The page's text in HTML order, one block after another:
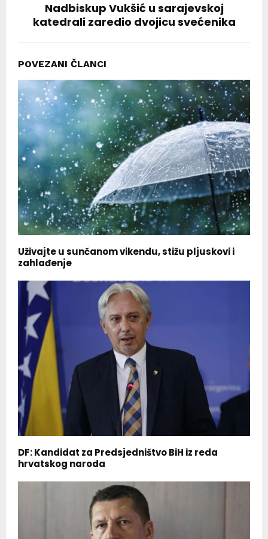
Nadbiskup Vukšić u sarajevskoj
katedrali zaredio dvojicu svećenika
POVEZANI ČLANCI
Uživajte u sunčanom vikendu, stižu pljuskovi i
zahlađenje
DF: Kandidat za Predsjedništvo BiH iz reda
hrvatskog naroda